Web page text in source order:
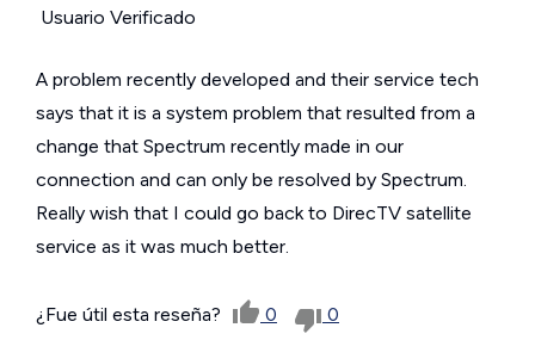
Usuario Verificado
A problem recently developed and their service tech
says that it is a system problem that resulted from a
change that Spectrum recently made in our
connection and can only be resolved by Spectrum.
Really wish that I could go back to DirecTV satellite
service as it was much better.
¿Fue útil esta reseña? 0 0